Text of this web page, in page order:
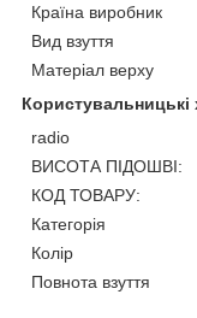
Країна виробник
Вид взуття
Матеріал верху
Користувальницькі
radio
ВИСОТА ПІДОШВІ:
КОД ТОВАРУ:
Категорія
Колір
Повнота взуття